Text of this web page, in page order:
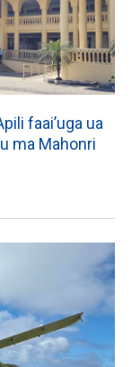
faai’uga ua
ma Mahonri